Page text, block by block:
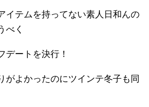
イテムを持ってない素人日和んの
べく
デートを決行！
がよかったのにツインテ冬子も同